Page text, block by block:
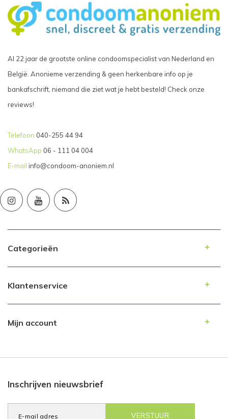
Al 22 jaar de grootste online condoomspecialist van Nederland en
België. Anonieme verzending & geen herkenbare info op je
bankafschrift, niemand die ziet wat je hebt besteld! Check onze
reviews!
Telefoon 040-255 44 94
WhatsApp 06 - 111 04 004
E-mail info@condoom-anoniem.nl
Categorieën
Klantenservice
Mijn account
Inschrijven nieuwsbrief
VERSTUUR